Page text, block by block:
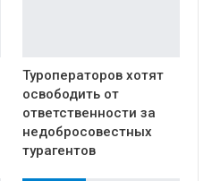
Туроператоров хотят
освободить от
ответственности за
недобросовестных
турагентов